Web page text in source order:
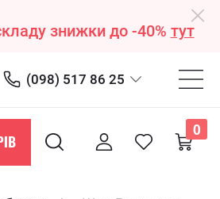
знижки до -40% тут
(098) 517 86 25
0